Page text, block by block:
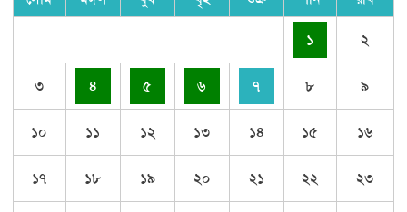
১ ২
৩ ৪ ৫ ৬ ৭ ৮ ৯
১০ ১১ ১২ ১৩ ১৪ ১৫ ১৬
১৭ ১৮ ১৯ ২০ ২১ ২২ ২৩